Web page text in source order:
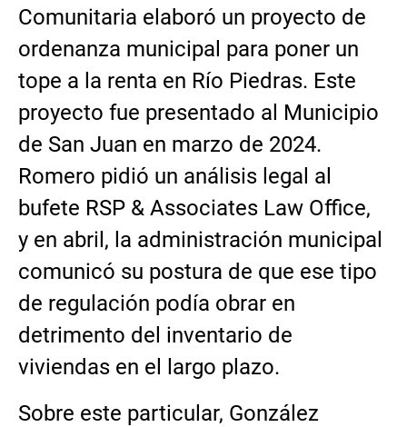
Comunitaria elaboró un proyecto de
ordenanza municipal para poner un
tope a la renta en Río Piedras. Este
proyecto fue presentado al Municipio
de San Juan en marzo de 2024.
Romero pidió un análisis legal al
bufete RSP & Associates Law Office,
y en abril, la administración municipal
comunicó su postura de que ese tipo
de regulación podía obrar en
detrimento del inventario de
viviendas en el largo plazo.
Sobre este particular, González